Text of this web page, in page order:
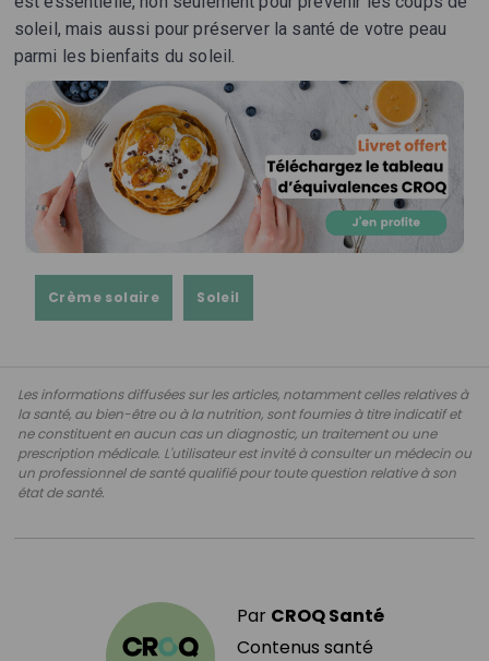
soleil, mais aussi pour préserver la santé de votre peau
parmi les bienfaits du soleil.
Crème solaire Soleil
Les informations diffusées sur les articles, notamment celles relatives à
la santé, au bien-être ou à la nutrition, sont fournies à titre indicatif et
ne constituent en aucun cas un diagnostic, un traitement ou une
prescription médicale. L'utilisateur est invité à consulter un médecin ou
un professionnel de santé qualifié pour toute question relative à son
état de santé.
Par CROQ Santé
Contenus santé